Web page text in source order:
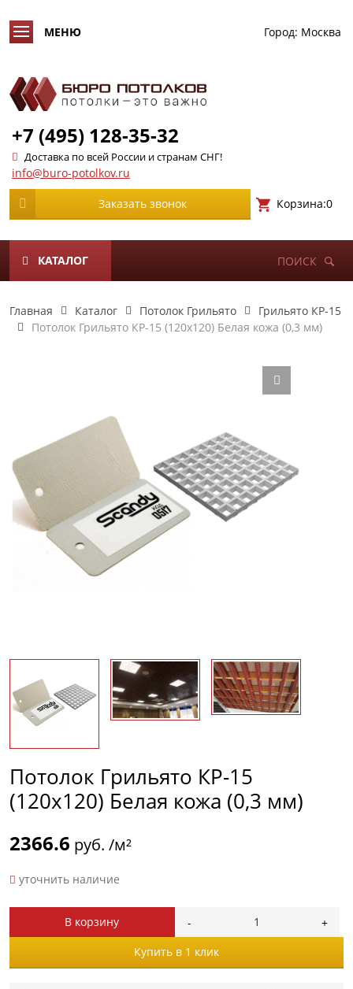
Город: Москва
+7 (495) 128-35-32
Доставка по всей России и странам СНГ!
info@buro-potolkov.ru
Заказать звонок Корзина:0
КАТАЛОГ ПОИСК
Главная Каталог Потолок Грильято
Грильято КР-15
Потолок Грильято КР-15 (120х120) Белая кожа (0,3 мм)
Потолок Грильято КР-15
(120х120) Белая кожа (0,3 мм)
2366.6 руб. /м²
уточнить наличие
В корзину
Купить в 1 клик